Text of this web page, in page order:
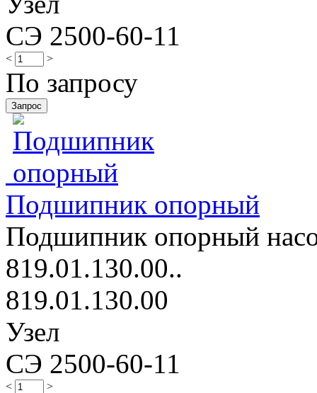
СЭ 2500-60-11
< >
По запросу
Подшипник опорный
Подшипник опорный
819.01.130.00..
819.01.130.00
Узел
СЭ 2500-60-11
< >